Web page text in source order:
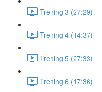
Trening 3 (27:29)
Trening 4 (14:37)
Trening 5 (27:33)
Trening 6 (17:36)